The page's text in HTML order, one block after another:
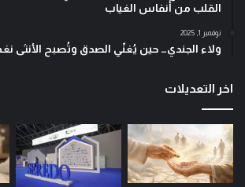
القلب من أنفاس الغياب
نوفمبر 1, 2025
ولاء الجندي… حين يُغنّي الصدق وتُصبح الأنثى
اخر التعديلات